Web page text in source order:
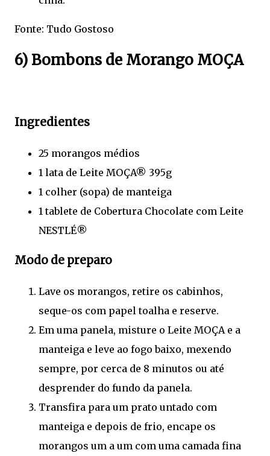
Fonte: Tudo Gostoso
6) Bombons de Morango MOÇA
Ingredientes
25 morangos médios
1 lata de Leite MOÇA® 395g
1 colher (sopa) de manteiga
1 tablete de Cobertura Chocolate com Leite
NESTLÉ®
Modo de preparo
Lave os morangos, retire os cabinhos,
seque-os com papel toalha e reserve.
Em uma panela, misture o Leite MOÇA e a
manteiga e leve ao fogo baixo, mexendo
sempre, por cerca de 8 minutos ou até
desprender do fundo da panela.
Transfira para um prato untado com
manteiga e depois de frio, encape os
morangos um a um com uma camada fina